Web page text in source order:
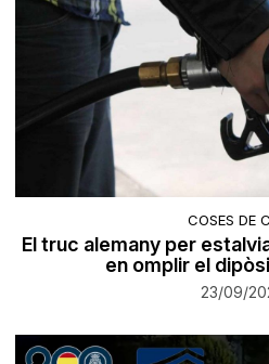
COSES DE
El truc alemany per
en omplir el
23/09/